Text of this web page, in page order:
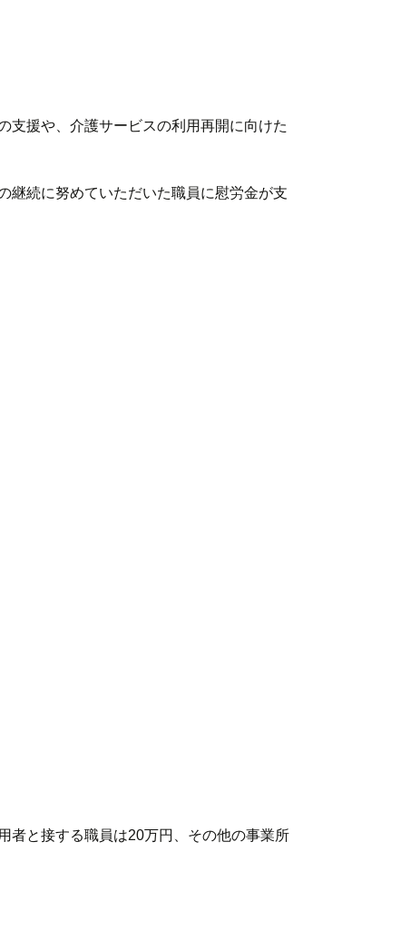
支援や、介護サービスの利用再開に向けた
継続に努めていただいた職員に慰労金が支
者と接する職員は20万円、その他の事業所